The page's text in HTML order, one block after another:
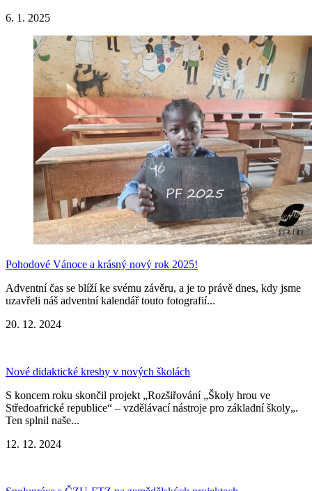
6. 1. 2025
Pohodové Vánoce a krásný nový rok 2025!
Adventní čas se blíží ke svému závěru, a je to právě dnes, kdy jsme
uzavřeli náš adventní kalendář touto fotografií...
20. 12. 2024
Nové didaktické kresby v nových školách
S koncem roku skončil projekt „Rozšiřování „Školy hrou ve
Středoafrické republice“ – vzdělávací nástroje pro základní školy„.
Ten splnil naše...
12. 12. 2024